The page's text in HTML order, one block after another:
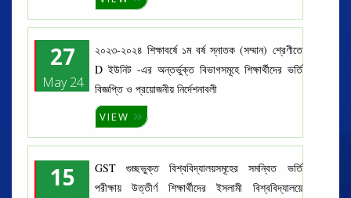
27
May 24
২০২৩-২০২৪ শিক্ষাবর্ষে ১ম বর্ষ স্নাতক (সম্মান) শ্রেণীতে
D ইউনিট -এর অন্তর্ভুক্ত বিভাগসমূহে শিক্ষার্থীদের ভর্তি
বিজ্ঞপ্তি ও প্রয়োজনীয় নির্দেশনাবলী
VIEW
15
GST গুচ্ছভুক্ত বিশ্ববিদ্যালয়সমূহের সমন্বিত ভর্তি
পরীক্ষায় উত্তীর্ণ শিক্ষার্থীদের ইসলামী বিশ্ববিদ্যালয়ে